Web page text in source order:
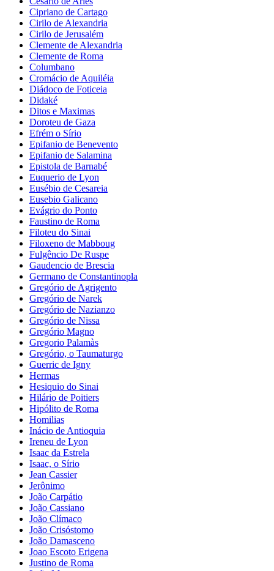
Cipriano de Cartago
Cirilo de Alexandria
Cirilo de Jerusalém
Clemente de Alexandria
Clemente de Roma
Columbano
Cromácio de Aquiléia
Diádoco de Foticeia
Didaké
Ditos e Maximas
Doroteu de Gaza
Efrém o Sírio
Epifanio de Benevento
Epifanio de Salamina
Epistola de Barnabé
Euquerio de Lyon
Eusébio de Cesareia
Eusebio Galicano
Evágrio do Ponto
Faustino de Roma
Filoteu do Sinai
Filoxeno de Mabboug
Fulgêncio De Ruspe
Gaudencio de Brescia
Germano de Constantinopla
Gregório de Agrigento
Gregório de Narek
Gregório de Nazianzo
Gregório de Nissa
Gregório Magno
Gregorio Palamàs
Gregório, o Taumaturgo
Guerric de Igny
Hermas
Hesiquio do Sinai
Hilário de Poitiers
Hipólito de Roma
Homilias
Inácio de Antioquia
Ireneu de Lyon
Isaac da Estrela
Isaac, o Sírio
Jean Cassier
Jerônimo
João Carpátio
João Cassiano
João Clímaco
João Crisóstomo
João Damasceno
Joao Escoto Erigena
Justino de Roma